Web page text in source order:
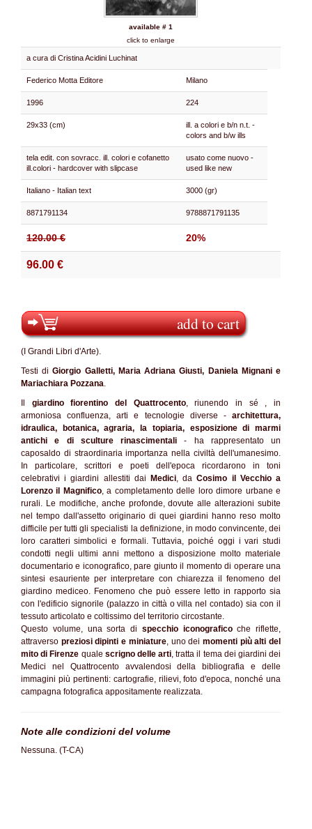
available # 1
click to enlarge
a cura di Cristina Acidini Luchinat
Federico Motta Editore Milano
1996 224
29x33 (cm)
ill. a colori e b/n n.t. -
colors and b/w ills
tela edit. con sovracc. ill. colori e cofanetto
ill.colori - hardcover with slipcase
usato come nuovo -
used like new
Italiano - Italian text 3000 (gr)
8871791134 9788871791135
120.00 € 20%
96.00 €
add to cart
(I Grandi Libri d'Arte).
Testi diGiorgio Galletti, Maria Adriana Giusti, Daniela Mignani e
Mariachiara Pozzana.
giardino fiorentino del Quattrocento, riunendo in sé , in
armoniosa confluenza, arti e tecnologie diverse - architettura,
idraulica, botanica, agraria, la topiaria, esposizione di marmi
antichi e di sculture rinascimentali - ha rappresentato un
caposaldo di straordinaria importanza nella civiltà dell'umanesimo.
In particolare, scrittori e poeti dell'epoca ricordarono in toni
celebrativi i giardini allestiti dai
Medici, daCosimo il Vecchio a
Lorenzo il Magnifico, a completamento delle loro dimore urbane e
rurali. Le modifiche, anche profonde, dovute alle alterazioni subite
nel tempo dall'assetto originario di quei giardini hanno reso molto
difficile per tutti gli specialisti la definizione, in modo convincente, dei
loro caratteri simbolici e formali. Tuttavia, poiché oggi i vari studi
condotti negli ultimi anni mettono a disposizione molto materiale
documentario e iconografico, pare giunto il momento di operare una
sintesi esauriente per interpretare con chiarezza il fenomeno del
giardino mediceo. Fenomeno che può essere letto in rapporto sia
con l'edificio signorile (palazzo in città o villa nel contado) sia con il
tessuto articolato e coltissimo del territorio circostante.
Questo volume, una sorta di specchio iconograficoche riflette,
attraverso preziosi dipinti e miniature, uno dei momenti più alti del
mito di Firenze quale scrigno delle arti, tratta il tema dei giardini dei
Medici nel Quattrocento avvalendosi della bibliografia e delle
immagini più pertinenti: cartografie, rilievi, foto d'epoca, nonché una
campagna fotografica appositamente realizzata.
Note alle condizioni del volume
Nessuna. (T-CA)